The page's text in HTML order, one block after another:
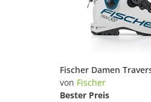
von Fischer
Bester Preis